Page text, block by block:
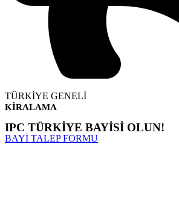
TÜRKİYE GENELİ
KİRALAMA
IPC TÜRKİYE BAYİSİ OLUN!
BAYİ TALEP FORMU